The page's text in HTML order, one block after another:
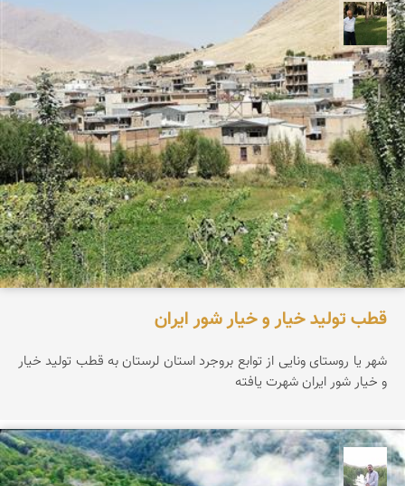
عبدل شعبانی
قطب تولید خیار و خیار شور ایران
شهر یا روستای ونایی از توابع بروجرد استان لرستان به قطب تولید خیار
و خیار شور ایران شهرت یافته
مهرداد زینلیان